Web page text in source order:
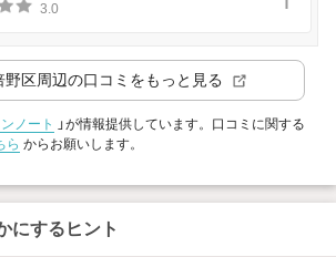
3.0
野区周辺の口コミをもっと見る
ノート
」が情報提供しています。口コミに関する
ら からお願いします。
にするヒント